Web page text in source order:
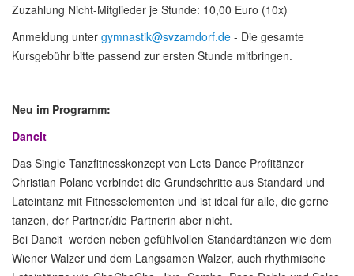
Zuzahlung Nicht-Mitglieder je Stunde: 10,00 Euro (10x)
Anmeldung unter gymnastik@svzamdorf.de - Die gesamte
Kursgebühr bitte passend zur ersten Stunde mitbringen.
Neu im Programm:
Dancit
Das Single Tanzfitnesskonzept von Lets Dance Profitänzer
Christian Polanc verbindet die Grundschritte aus Standard und
Lateintanz mit Fitnesselementen und ist ideal für alle, die gerne
tanzen, der Partner/die Partnerin aber nicht.
Bei Dancit werden neben gefühlvollen Standardtänzen wie dem
Wiener Walzer und dem Langsamen Walzer, auch rhythmische